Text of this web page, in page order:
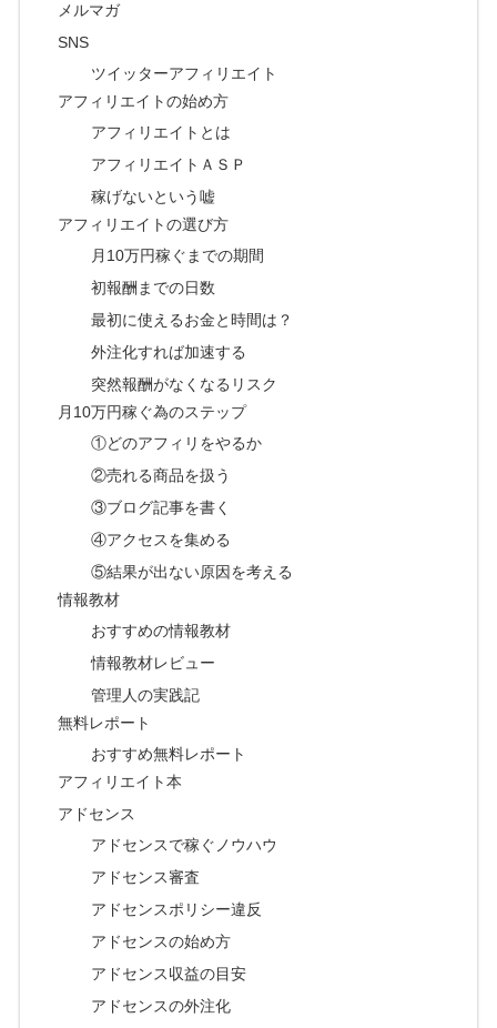
メルマガ
SNS
ツイッターアフィリエイト
アフィリエイトの始め方
アフィリエイトとは
アフィリエイトＡＳＰ
稼げないという嘘
アフィリエイトの選び方
月10万円稼ぐまでの期間
初報酬までの日数
最初に使えるお金と時間は？
外注化すれば加速する
突然報酬がなくなるリスク
月10万円稼ぐ為のステップ
①どのアフィリをやるか
②売れる商品を扱う
③ブログ記事を書く
④アクセスを集める
⑤結果が出ない原因を考える
情報教材
おすすめの情報教材
情報教材レビュー
管理人の実践記
無料レポート
おすすめ無料レポート
アフィリエイト本
アドセンス
アドセンスで稼ぐノウハウ
アドセンス審査
アドセンスポリシー違反
アドセンスの始め方
アドセンス収益の目安
アドセンスの外注化